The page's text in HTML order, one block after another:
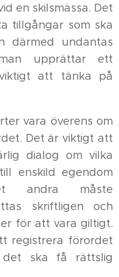
en skilsmässa. Det
tillgångar som ska
därmed undantas
upprättar ett
att tänka på
vara överens om
Det är viktigt att
dialog om vilka
enskild egendom
andra måste
skriftligen och
för att vara giltigt.
registrera förordet
ska få rättslig